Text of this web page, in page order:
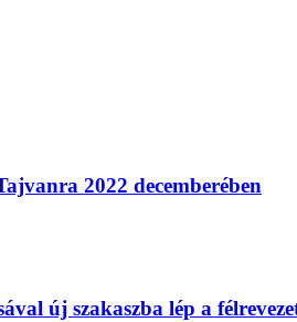
2022 decemberében
új szakaszba lép a